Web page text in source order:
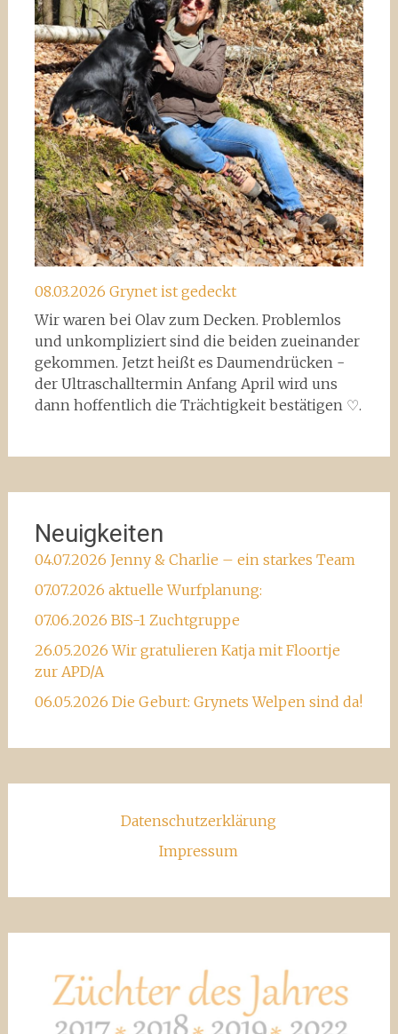
08.03.2026 Grynet ist gedeckt
Wir waren bei Olav zum Decken. Problemlos
und unkompliziert sind die beiden zueinander
gekommen. Jetzt heißt es Daumendrücken -
der Ultraschalltermin Anfang April wird uns
dann hoffentlich die Trächtigkeit bestätigen ♡.
Neuigkeiten
04.07.2026 Jenny & Charlie – ein starkes Team
07.07.2026 aktuelle Wurfplanung:
07.06.2026 BIS-1 Zuchtgruppe
26.05.2026 Wir gratulieren Katja mit Floortje
zur APD/A
06.05.2026 Die Geburt: Grynets Welpen sind da!
Datenschutzerklärung
Impressum